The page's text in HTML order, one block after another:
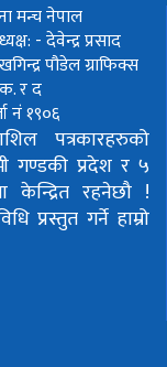
मन्च नेपाल
- देवेन्द्र प्रसाद
पौडेलग्राफिक्स
क. र द
नं १९०६
पत्रकारहरुको
गण्डकी प्रदेश र ५
केन्द्रित रहनेछौ !
प्रस्तुत गर्ने हाम्रो